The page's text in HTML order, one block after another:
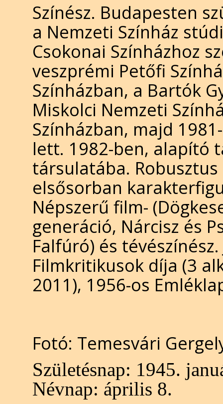
Színész. Budapesten
a Nemzeti Színház
Csokonai Színházhoz
veszprémi Petőfi
Színházban, a Bartók
Miskolci Nemzeti
Színházban, majd
lett. 1982-ben, alapító
társulatába.
elsősorban
Népszerű film-
generáció, Nárcisz és
Falfúró) és
Filmkritikusok díja (3
2011), 1956-os
Fotó: Temesvári
Születésnap: 1945.
Névnap: április 8.